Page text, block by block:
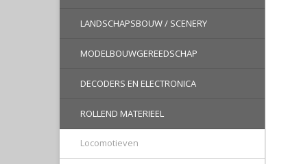
LANDSCHAPSBOUW / SCENERY
MODELBOUWGEREEDSCHAP
DECODERS EN ELECTRONICA
ROLLEND MATERIEEL
Locomotieven